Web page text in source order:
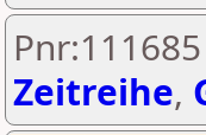
Zeitreihe,